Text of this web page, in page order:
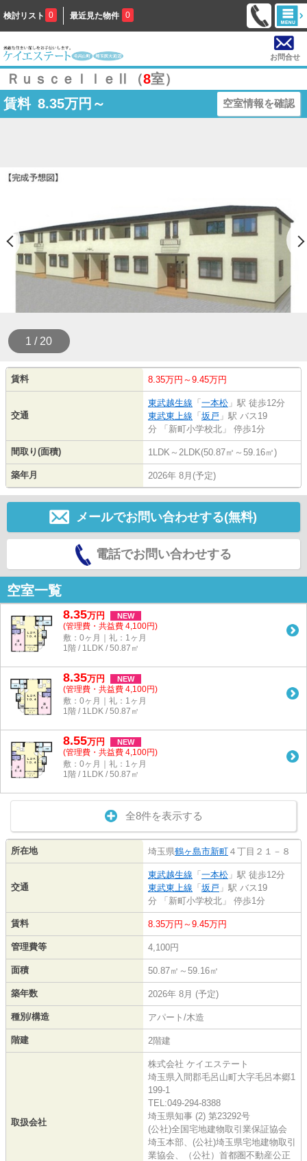
検討リスト 0 最近見た物件 0
お問合せ
ＲｕｓｃｅｌｌｅⅡ（8室）
賃料 8.35万円～ 空室情報を確認
1 / 20
賃料 8.35万円～9.45万円
交通
東武越生線 「 一本松 」駅 徒歩12分
東武東上線 「 坂戸 」駅 バス19
分 「新町小学校北」 停歩1分
間取り(面積) 1LDK～2LDK(50.87㎡～59.16㎡)
築年月 2026年 8月(予定)
メールでお問い合わせする(無料)
電話でお問い合わせする
空室一覧
8.35万円 NEW
(管理費・共益費 4,100円)
敷：0ヶ月｜礼：1ヶ月
1階 / 1LDK / 50.87㎡
8.35万円 NEW
(管理費・共益費 4,100円)
敷：0ヶ月｜礼：1ヶ月
1階 / 1LDK / 50.87㎡
8.55万円 NEW
(管理費・共益費 4,100円)
敷：0ヶ月｜礼：1ヶ月
1階 / 1LDK / 50.87㎡
全8件を表示する
所在地 埼玉県鶴ヶ島市新町 ４丁目２１－８
交通
東武越生線 「 一本松 」駅 徒歩12分
東武東上線 「 坂戸 」駅 バス19
分 「新町小学校北」 停歩1分
賃料 8.35万円～9.45万円
管理費等 4,100円
面積 50.87㎡～59.16㎡
築年数 2026年 8月 (予定)
種別/構造 アパート/木造
階建 2階建
取扱会社
株式会社 ケイエステート
埼玉県入間郡毛呂山町大字毛呂本郷1
199-1
TEL:049-294-8388
埼玉県知事 (2) 第23292号
(公社)全国宅地建物取引業保証協会
埼玉本部、(公社)埼玉県宅地建物取引
業協会、（公社）首都圏不動産公正